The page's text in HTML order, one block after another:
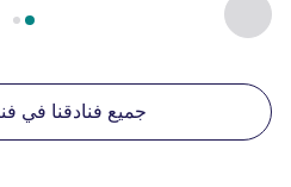
السابق - منشآتنا الأخرى القريبة
جميع فنادقنا في